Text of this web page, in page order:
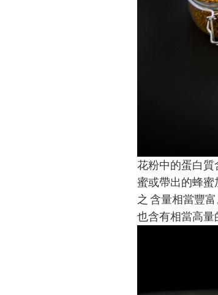
花粉中的蛋白質
蜜或帶出的蜂
之 含量相當豐
也含有相當高量